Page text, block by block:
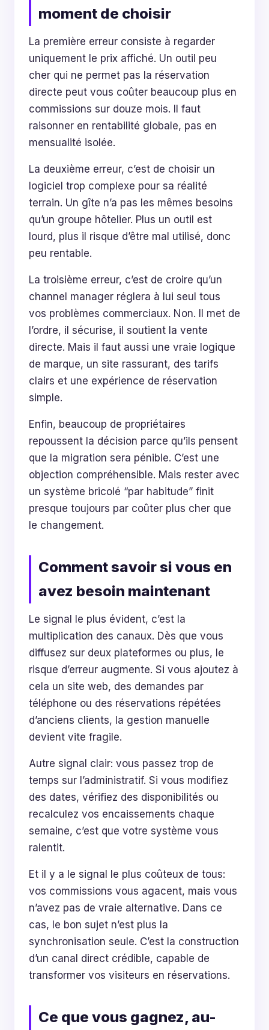
moment de choisir
La première erreur consiste à regarder
uniquement le prix affiché. Un outil peu
cher qui ne permet pas la réservation
directe peut vous coûter beaucoup plus en
commissions sur douze mois. Il faut
raisonner en rentabilité globale, pas en
mensualité isolée.
La deuxième erreur, c’est de choisir un
logiciel trop complexe pour sa réalité
terrain. Un gîte n’a pas les mêmes besoins
qu’un groupe hôtelier. Plus un outil est
lourd, plus il risque d’être mal utilisé, donc
peu rentable.
La troisième erreur, c’est de croire qu’un
channel manager réglera à lui seul tous
vos problèmes commerciaux. Non. Il met de
l’ordre, il sécurise, il soutient la vente
directe. Mais il faut aussi une vraie logique
de marque, un site rassurant, des tarifs
clairs et une expérience de réservation
simple.
Enfin, beaucoup de propriétaires
repoussent la décision parce qu’ils pensent
que la migration sera pénible. C’est une
objection compréhensible. Mais rester avec
un système bricolé “par habitude” finit
presque toujours par coûter plus cher que
le changement.
Comment savoir si vous en
avez besoin maintenant
Le signal le plus évident, c’est la
multiplication des canaux. Dès que vous
diffusez sur deux plateformes ou plus, le
risque d’erreur augmente. Si vous ajoutez à
cela un site web, des demandes par
téléphone ou des réservations répétées
d’anciens clients, la gestion manuelle
devient vite fragile.
Autre signal clair: vous passez trop de
temps sur l’administratif. Si vous modifiez
des dates, vérifiez des disponibilités ou
recalculez vos encaissements chaque
semaine, c’est que votre système vous
ralentit.
Et il y a le signal le plus coûteux de tous:
vos commissions vous agacent, mais vous
n’avez pas de vraie alternative. Dans ce
cas, le bon sujet n’est plus la
synchronisation seule. C’est la construction
d’un canal direct crédible, capable de
transformer vos visiteurs en réservations.
Ce que vous gagnez, au-